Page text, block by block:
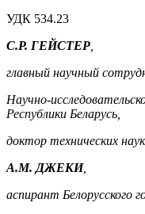
УДК 534.23
С.Р. ГЕЙСТЕР
главный научный
Научно-
Республики Беларусь,
доктор технических
А.М. ДЖЕКИ,
аспирант Белорусского